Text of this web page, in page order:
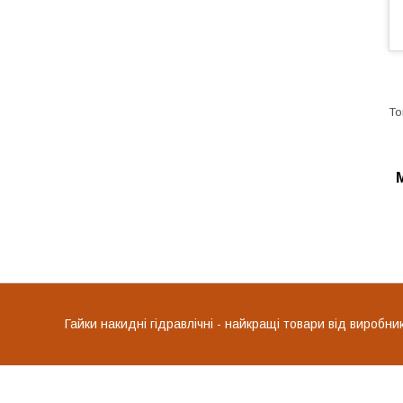
Гайки накидні гідравлічні - найкращі товари від